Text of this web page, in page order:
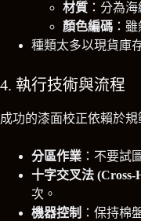
材質 ：分為
顏色編碼 ：
種類太多以現貨庫
4. 執行技術與流程
成功的漆面校正依賴於規
分區作業 ：不要試
十字交叉法 (Cross-
次。
機器控制 ：保持棉